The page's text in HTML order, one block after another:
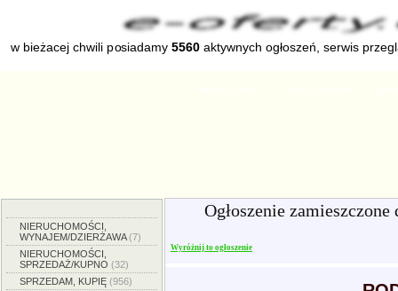
w bieżacej chwili posiadamy5560 aktywnych ogłoszeń, serwis
NIERUCHOMOŚCI,
WYNAJEM/DZIERŻAWA(7)
NIERUCHOMOŚCI,
SPRZEDAŻ/KUPNO (32)
SPRZEDAM, KUPIĘ (956)
Ogłoszenie
Wyróżnij to ogłoszenie